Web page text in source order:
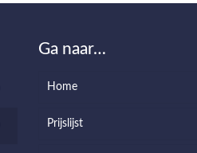
Ga naar…
Home
Prijslijst